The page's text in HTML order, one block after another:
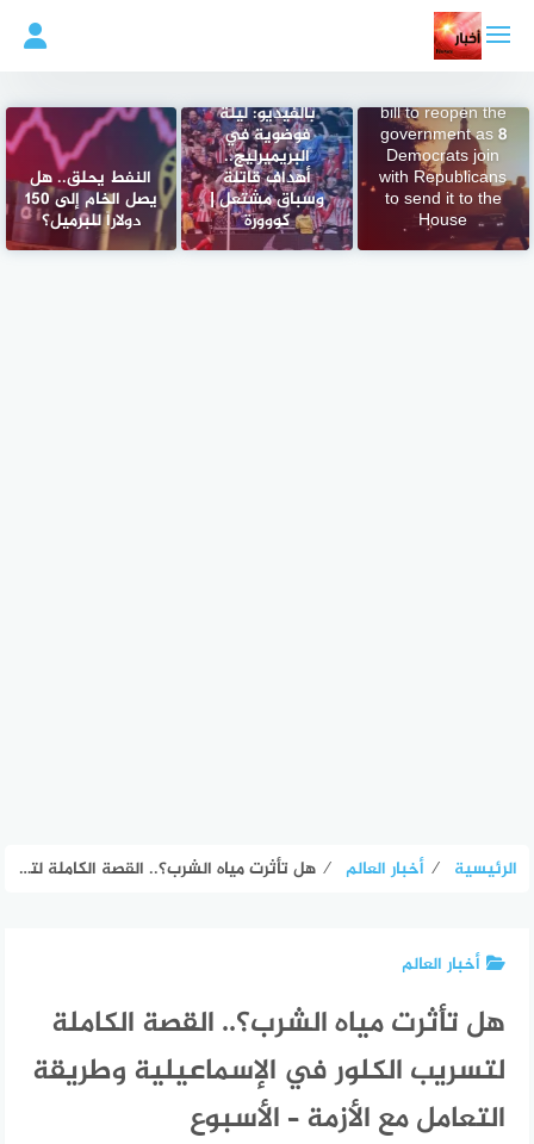
المحتوى
bill to reopen the
government as 8
Democrats join
with Republicans
to send it to the
House
بالفيديو: ليلة
فوضوية في
البريميرليج..
أهداف قاتلة
وسباق مشتعل |
كووورة
النفط يحلق.. هل
يصل الخام إلى 150
دولاراً للبرميل؟
الرئيسية ⁄ أخبار العالم ⁄ هل تأثرت مياه الشرب؟.. القصة الكاملة لتسريب الكلور في الإسماعيلية وطريقة التعامل مع الأزمة – الأسبوع
أخبار العالم
هل تأثرت مياه الشرب؟.. القصة الكاملة
لتسريب الكلور في الإسماعيلية وطريقة
التعامل مع الأزمة – الأسبوع